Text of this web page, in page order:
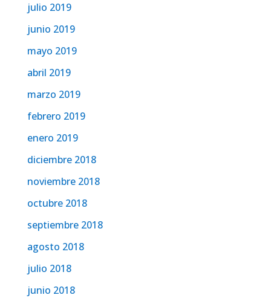
julio 2019
junio 2019
mayo 2019
abril 2019
marzo 2019
febrero 2019
enero 2019
diciembre 2018
noviembre 2018
octubre 2018
septiembre 2018
agosto 2018
julio 2018
junio 2018